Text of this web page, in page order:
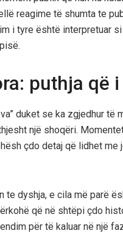
reagime të shumta te
i tyre është interpretuar
puthja që
duket se ka zgjedhur të
një shoqëri.
çdo detaj që lidhet me
te dyshja, e cila më parë
që në shtëpi çdo
për të kaluar në një